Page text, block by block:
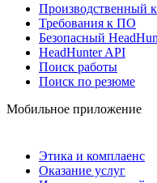
Производственный
Требования к ПО
Безопасный
HeadHunter API
Поиск работы
Поиск по резюме
Мобильное приложение
Этика и комплаенс
Оказание услуг